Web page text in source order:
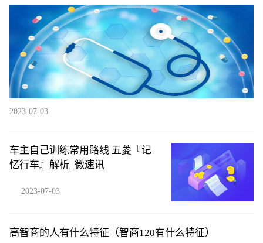
2023-07-03
车主自己训练常用路线 五菱『记
忆行车』解析_微速讯
2023-07-03
高智商的人有什么特征（智商120有什么特征）